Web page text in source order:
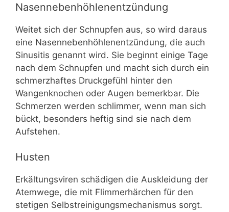
Nasennebenhöhlenentzündung
Weitet sich der Schnupfen aus, so wird daraus
eine Nasennebenhöhlenentzündung, die auch
Sinusitis genannt wird. Sie beginnt einige Tage
nach dem Schnupfen und macht sich durch ein
schmerzhaftes Druckgefühl hinter den
Wangenknochen oder Augen bemerkbar. Die
Schmerzen werden schlimmer, wenn man sich
bückt, besonders heftig sind sie nach dem
Aufstehen.
Husten
Erkältungsviren schädigen die Auskleidung der
Atemwege, die mit Flimmerhärchen für den
stetigen Selbstreinigungsmechanismus sorgt.